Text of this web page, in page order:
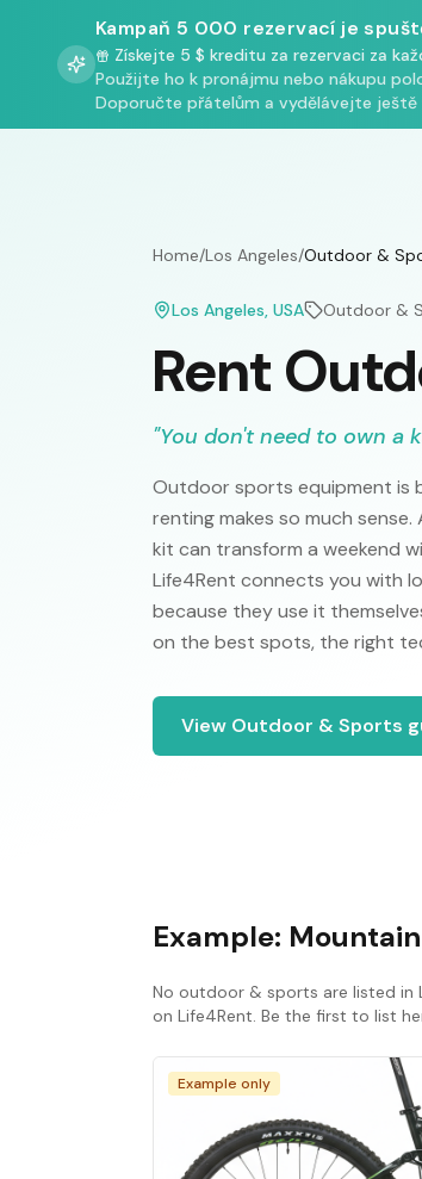
Kampaň 5 000 rezervací je
Získejte 5 $ kreditu za rezervaci za
Použijte ho k pronájmu nebo nákupu
Doporučte přátelům a vydělávejte ještě
Home/Los Angeles/Outdoor &
Los Angeles, USA Outdoor &
Rent
"You don't need to own a
Outdoor sports equipment is
renting makes so much
kit can transform a weekend
Life4Rent connects you with
because they use it
on the best spots, the right
View Outdoor & Sports
Example:
No outdoor & sports are listed in
on Life4Rent. Be the first to list
Example only